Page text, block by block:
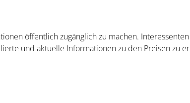
öffentlich zugänglich zu machen.
und aktuelle Informationen zu den Preisen zu